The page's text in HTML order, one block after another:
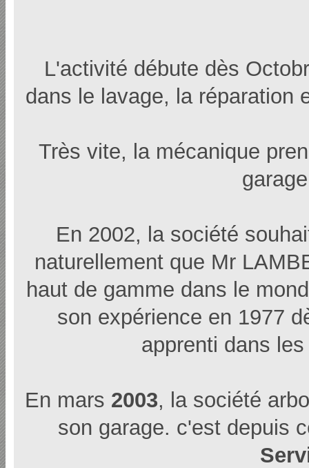
L'activité débute dès
dans le lavage, la réparation
Très vite, la mécanique
En 2002, la société
naturellement que Mr
haut de gamme dans le
son expérience en 1977
apprenti dans
En mars 2003, la société
son garage. c'est depuis